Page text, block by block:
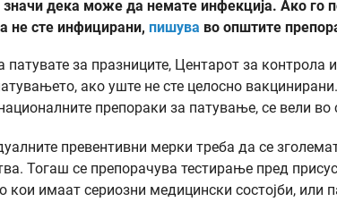
значи дека може да немате инфекција. Ако го
не сте инфицирани, пишува во општите
патувате за празниците, Центарот за контрола
ако уште не сте целосно
препораки за патување, се вели во
превентивни мерки треба да се
Тогаш се препорачува тестирање пред
кои имаат сериозни медицински состојби, или